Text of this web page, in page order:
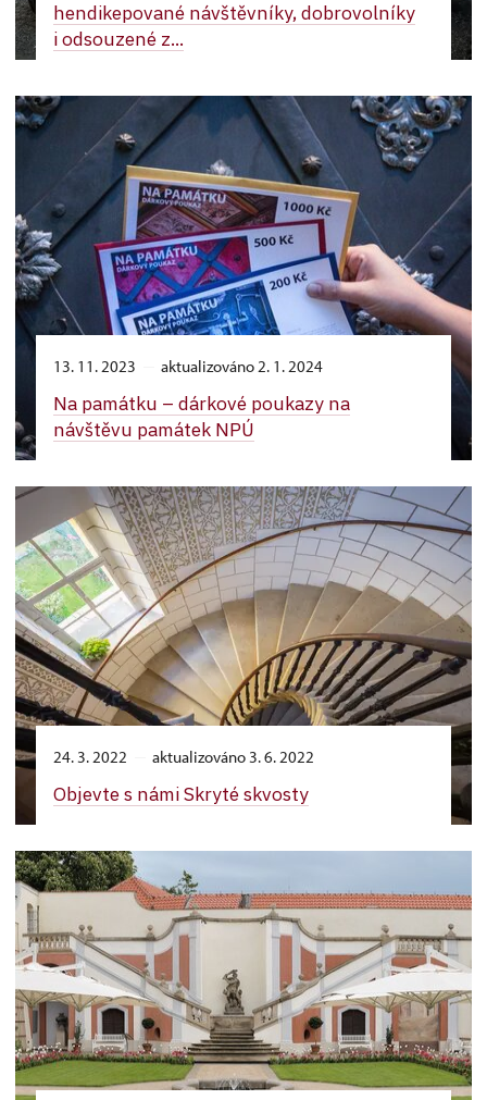
hendikepované návštěvníky, dobrovolníky
i odsouzené z...
13. 11. 2023 aktualizováno 2. 1. 2024
Na památku –⁠ dárkové poukazy na
návštěvu památek NPÚ
24. 3. 2022 aktualizováno 3. 6. 2022
Objevte s námi Skryté skvosty